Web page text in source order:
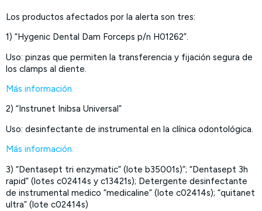
Los productos afectados por la alerta son tres:
1) “Hygenic Dental Dam Forceps p/n H01262”.
Uso: pinzas que permiten la transferencia y fijación segura de
los clamps al diente.
Más información.
2) “Instrunet Inibsa Universal”
Uso: desinfectante de instrumental en la clínica odontológica.
Más información.
3) “Dentasept tri enzymatic” (lote b35001s)”; “Dentasept 3h
rapid” (lotes c02414s y c13421s); Detergente desinfectante
de instrumental medico “medicaline” (lote c02414s); “quitanet
ultra” (lote c02414s)